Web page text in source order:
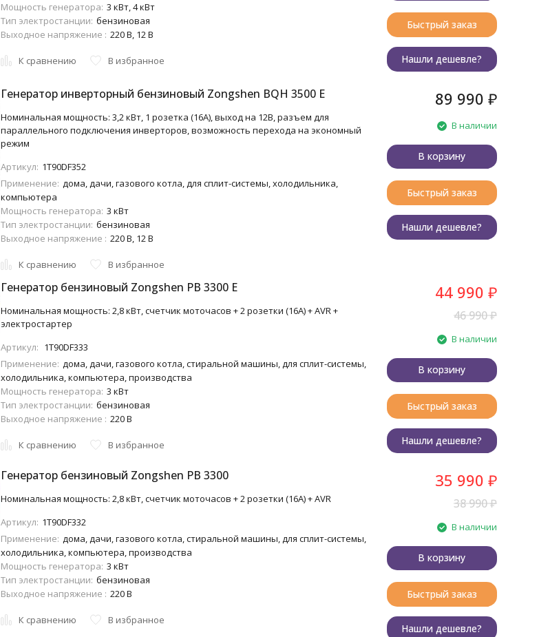
Мощность генератора: 3 кВт, 4 кВт
Тип электростанции: бензиновая
Выходное напряжение : 220 В, 12 В
К сравнению В избранное
Быстрый заказ
Нашли дешевле?
Генератор инверторный бензиновый Zongshen BQH 3500 E
Номинальная мощность: 3,2 кВт, 1 розетка (16A), выход на 12В, разъем для
параллельного подключения инверторов, возможность перехода на экономный
режим
Артикул: 1T90DF352
Применение: дома, дачи, газового котла, для сплит-системы, холодильника,
компьютера
Мощность генератора: 3 кВт
Тип электростанции: бензиновая
Выходное напряжение : 220 В, 12 В
К сравнению В избранное
89 990 ₽
В наличии
В корзину
Быстрый заказ
Нашли дешевле?
Генератор бензиновый Zongshen PB 3300 E
Номинальная мощность: 2,8 кВт, счетчик моточасов + 2 розетки (16A) + AVR +
электростартер
Артикул: 1T90DF333
Применение: дома, дачи, газового котла, стиральной машины, для сплит-системы,
холодильника, компьютера, производства
Мощность генератора: 3 кВт
Тип электростанции: бензиновая
Выходное напряжение : 220 В
К сравнению В избранное
44 990 ₽
46 990₽
В наличии
В корзину
Быстрый заказ
Нашли дешевле?
Генератор бензиновый Zongshen PB 3300
Номинальная мощность: 2,8 кВт, счетчик моточасов + 2 розетки (16A) + AVR
Артикул: 1T90DF332
Применение: дома, дачи, газового котла, стиральной машины, для сплит-системы,
холодильника, компьютера, производства
Мощность генератора: 3 кВт
Тип электростанции: бензиновая
Выходное напряжение : 220 В
К сравнению В избранное
35 990 ₽
38 990₽
В наличии
В корзину
Быстрый заказ
Нашли дешевле?